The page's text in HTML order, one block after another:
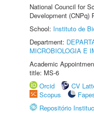
National Council for
Development (CNPq)
School: Instituto de
Department:
MICROBIOLOGIA E
Academic
title: MS-6
Orcid
CV
Scopus
Repositório